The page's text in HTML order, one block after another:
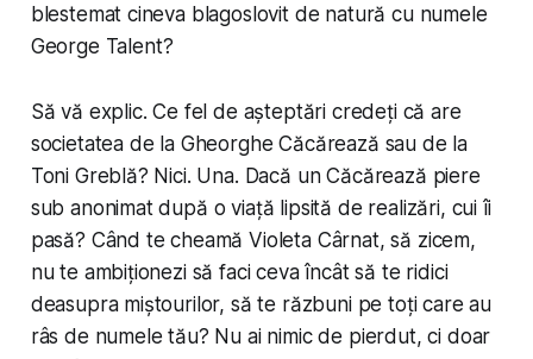
blestemat cineva blagoslovit de natură cu numele
George Talent?
Să vă explic. Ce fel de așteptări credeți că are
societatea de la Gheorghe Căcărează sau de la
Toni Greblă? Nici. Una. Dacă un Căcărează piere
sub anonimat după o viață lipsită de realizări, cui îi
pasă? Când te cheamă Violeta Cârnat, să zicem,
nu te ambiționezi să faci ceva încât să te ridici
deasupra miștourilor, să te răzbuni pe toți care au
râs de numele tău? Nu ai nimic de pierdut, ci doar